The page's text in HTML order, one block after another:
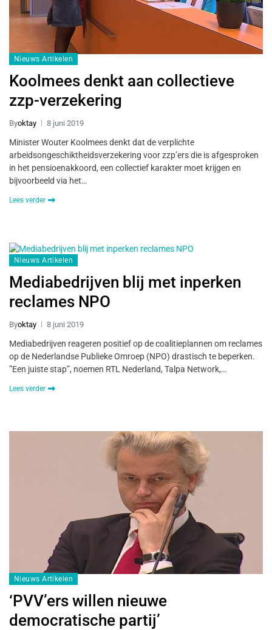
Nieuws Artikelen
Koolmees denkt aan collectieve
zzp-verzekering
Byoktay 8 juni 2019
Minister Wouter Koolmees denkt dat de verplichte
arbeidsongeschiktheidsverzekering voor zzp’ers die is afgesproken
in het pensioenakkoord, een collectief karakter moet krijgen en
bijvoorbeeld via het…
Lees verder
Nieuws Artikelen
Mediabedrijven blij met inperken
reclames NPO
Byoktay 8 juni 2019
Mediabedrijven reageren positief op de coalitieplannen om reclames
op de Nederlandse Publieke Omroep (NPO) drastisch te beperken.
”Een juiste stap”, noemen RTL Nederland, Talpa Network,…
Lees verder
Nieuws Artikelen
‘PVV’ers willen nieuwe
democratische partij’